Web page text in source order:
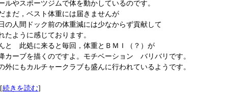
ルやスポーツジムで体を動かしているのです。
まだ，ベスト体重には届きませんが
の人間ドック前の体重減には少なからず貢献して
たように感じております。
と 此処に来ると毎回，体重とＢＭＩ（？）が
カーブを描くのですよ。モチベーション バリバリです。
外にもカルチャークラブも盛んに行われているようです。
続きを読む]